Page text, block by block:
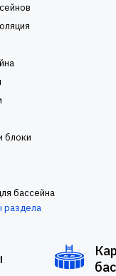
блоки
бассейна
раздела